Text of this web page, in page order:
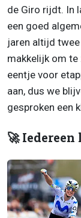
de Giro rijdt. In
een goed
jaren altijd
makkelijk om
eentje voor
aan, dus we
gesproken een
🚀